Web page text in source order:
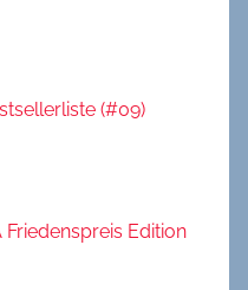
(#09)
Friedenspreis Edition